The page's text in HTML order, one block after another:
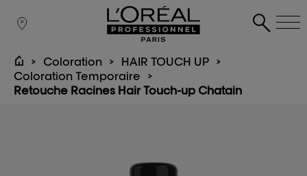
Coloration
HAIR TOUCH UP
Coloration Temporaire
Retouche Racines Hair Touch-up Chatain